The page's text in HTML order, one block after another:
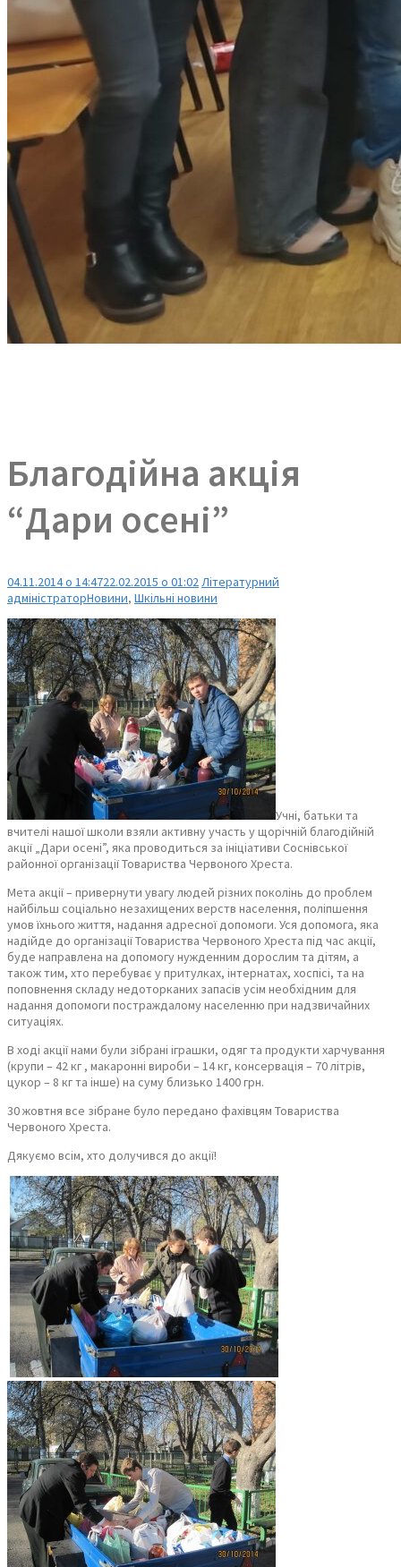
Благодійна акція
“Дари осені”
04.11.2014 о 14:4722.02.2015 о 01:02Літературний
адміністраторНовини, Шкільні новини
Учні, батьки та
вчителі нашої школи взяли активну участь у щорічній благодійній
акції „Дари осені”, яка проводиться за ініціативи Соснівської
районної організації Товариства Червоного Хреста.
Мета акції – привернути увагу людей різних поколінь до проблем
найбільш соціально незахищених верств населення, поліпшення
умов їхнього життя, надання адресної допомоги. Уся допомога, яка
надійде до організації Товариства Червоного Хреста під час акції,
буде направлена на допомогу нужденним дорослим та дітям, а
також тим, хто перебуває у притулках, інтернатах, хоспісі, та на
поповнення складу недоторканих запасів усім необхідним для
надання допомоги постраждалому населенню при надзвичайних
ситуаціях.
В ході акції нами були зібрані іграшки, одяг та продукти харчування
(крупи – 42 кг , макаронні вироби – 14 кг, консервація – 70 літрів,
цукор – 8 кг та інше) на суму близько 1400 грн.
30 жовтня все зібране було передано фахівцям Товариства
Червоного Хреста.
Дякуємо всім, хто долучився до акції!